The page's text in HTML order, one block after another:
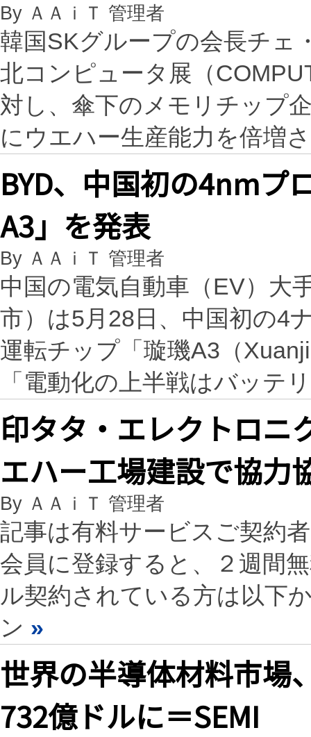
By ＡＡｉＴ 管理者
韓国SKグループの会長チェ
北コンピュータ展（
対し、傘下のメモリチップ
にウエハー生産能力を倍増
BYD、中国初の4nmプ
A3」を発表
By ＡＡｉＴ 管理者
中国の電気自動車（EV）大
市）は5月28日、中国初の4
運転チップ「璇璣A3（
「電動化の上半戦はバッテ
印タタ・エレクトロニ
エハー工場建設で協力
By ＡＡｉＴ 管理者
記事は有料サービスご契約
会員に登録すると、２週間
ル契約されている方は以下
ン »
世界の半導体材料市場
732億ドルに＝SEMI